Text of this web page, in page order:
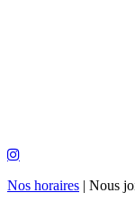
Nos horaires | Nous